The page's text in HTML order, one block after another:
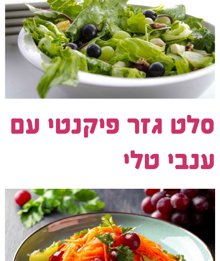
סלט גזר פיקנטי עם
ענבי טלי